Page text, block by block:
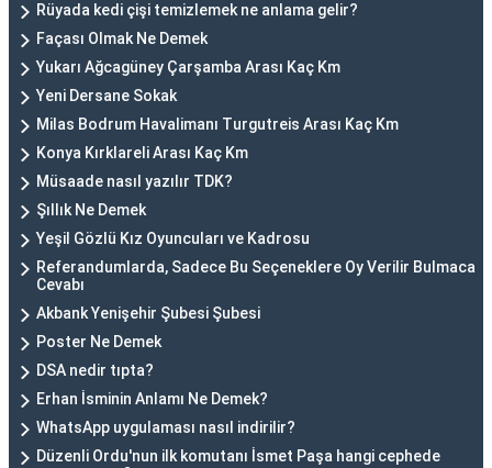
Rüyada kedi çişi temizlemek ne anlama gelir?
Façası Olmak Ne Demek
Yukarı Ağcagüney Çarşamba Arası Kaç Km
Yeni Dersane Sokak
Milas Bodrum Havalimanı Turgutreis Arası Kaç Km
Konya Kırklareli Arası Kaç Km
Müsaade nasıl yazılır TDK?
Şıllık Ne Demek
Yeşil Gözlü Kız Oyuncuları ve Kadrosu
Referandumlarda, Sadece Bu Seçeneklere Oy Verilir Bulmaca
Cevabı
Akbank Yenişehir Şubesi Şubesi
Poster Ne Demek
DSA nedir tıpta?
Erhan İsminin Anlamı Ne Demek?
WhatsApp uygulaması nasıl indirilir?
Düzenli Ordu'nun ilk komutanı İsmet Paşa hangi cephede